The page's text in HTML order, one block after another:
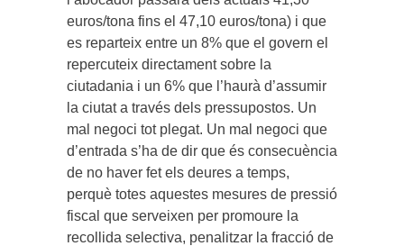
euros/tona fins el 47,10 euros/tona) i que
es reparteix entre un 8% que el govern el
repercuteix directament sobre la
ciutadania i un 6% que l’haurà d’assumir
la ciutat a través dels pressupostos. Un
mal negoci tot plegat. Un mal negoci que
d’entrada s’ha de dir que és consecuència
de no haver fet els deures a temps,
perquè totes aquestes mesures de pressió
fiscal que serveixen per promoure la
recollida selectiva, penalitzar la fracció de